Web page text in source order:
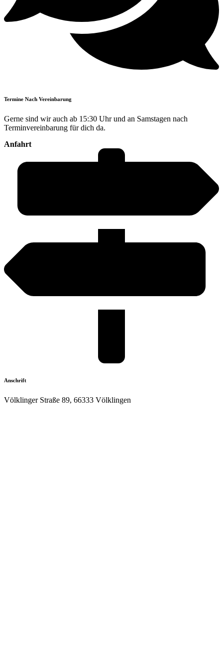
Termine Nach Vereinbarung
Gerne sind wir auch ab 15:30 Uhr und an Samstagen nach
Terminvereinbarung für dich da.
Anfahrt
Anschrift
Völklinger Straße 89, 66333 Völklingen